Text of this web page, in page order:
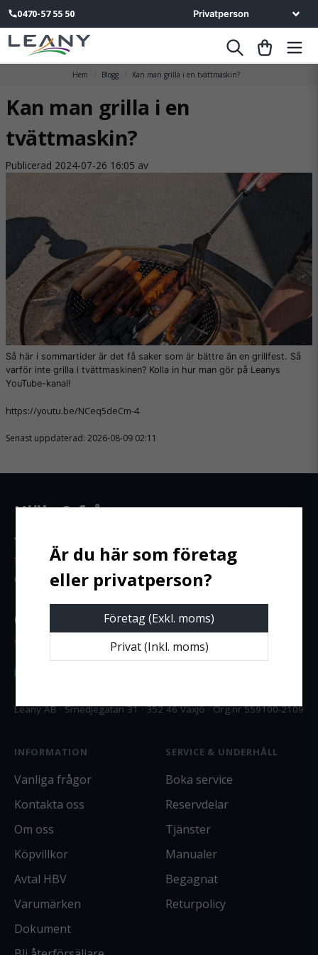
0470-57 55 50
Hem Blogg Kan man grilla i en tvättmaskin?
Kan man grilla i en
tvättmaskin?
Publicerad 2024-07-26 16:05 av
Så här i sommartider är det få saker som är bättre än en grillfest. Så
varför inte grilla i tvättmaskinen? Kolla in hur man gör på Leanys
YouTube-kanal!
https://youtu.be/NCeq5deCm-4
Senast uppdaterad: 2026-08-09 02:11
Företag (Exkl. moms)
Privat (Inkl. moms)
Hjälp & frågor
Vill du ha personlig service? Hör av dig till vår
försäljningsavdelning – vi sitter alltid redo att hjälpa
dig till rätt lösning.
0470-57 55 50
Vardagar 08:00–16:30
Leany AB · Smedjegatan 31 · 352 46 Växjö · Org.nr 559100-2109
INFORMATION
Vanliga frågor
Kontakta oss
Om oss
Köpvillkor
Avtal HBV
Varumärken
Dokument
SERVICE & UNDERHÅLL
Boka service
Reservdelar
Tjänster
Manualer
Begagnat
Returpolicy